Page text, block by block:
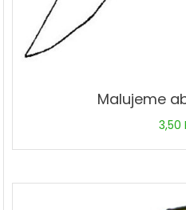
Malujeme
3,50